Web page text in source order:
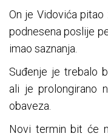
On je Vidovića
podnesena poslije
imao saznanja.
Suđenje je trebalo
ali je prolongirano
obaveza.
Novi termin bit će